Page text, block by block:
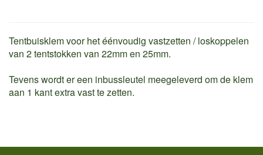
Tentbuisklem voor het éénvoudig vastzetten / loskoppelen
van 2 tentstokken van 22mm en 25mm.
Tevens wordt er een inbussleutel meegeleverd om de klem
aan 1 kant extra vast te zetten.